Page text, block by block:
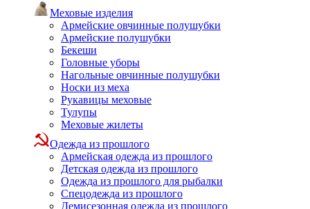
Меховые изделия
Армейские овчинные полушубки
Армейские полушубки
Бекеши
Головные уборы
Нагольные овчинные полушубки
Носки из меха
Рукавицы меховые
Тулупы
Меховые жилеты
Одежда из прошлого
Армейская одежда из прошлого
Детская одежда из прошлого
Одежда из прошлого для рыбалки
Спецодежда из прошлого
Демисезонная одежда из прошлого